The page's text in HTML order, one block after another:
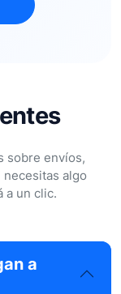
sobre envíos,
algo
a un clic.
a